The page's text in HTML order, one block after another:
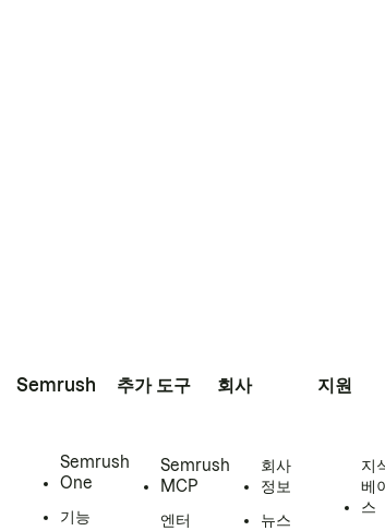
Semrush
Semrush
One
기능
추가 도구
Semrush
MCP
엔터
회사
회사
정보
뉴스
지원
지
베
스